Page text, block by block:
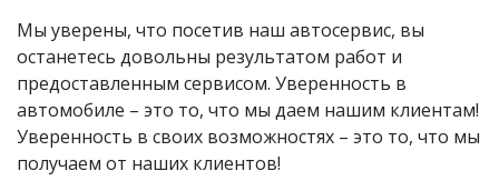
Мы уверены, что посетив наш автосервис, вы
останетесь довольны результатом работ и
предоставленным сервисом. Уверенность в
автомобиле – это то, что мы даем нашим клиентам!
Уверенность в своих возможностях – это то, что мы
получаем от наших клиентов!